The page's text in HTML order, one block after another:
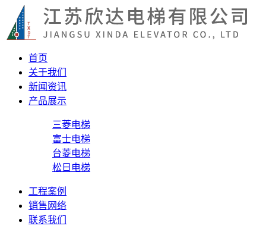
首页
关于我们
新闻资讯
产品展示
三菱电梯
富士电梯
台菱电梯
松日电梯
工程案例
销售网络
联系我们